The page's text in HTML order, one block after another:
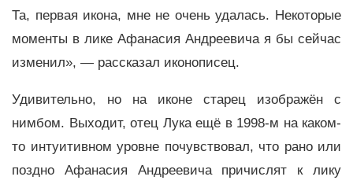
Та, первая икона, мне не очень удалась. Некоторые
моменты в лике Афанасия Андреевича я бы сейчас
изменил», — рассказал иконописец.
Удивительно, но на иконе старец изображён с
нимбом. Выходит, отец Лука ещё в 1998-м на каком-
то интуитивном уровне почувствовал, что рано или
поздно Афанасия Андреевича причислят к лику